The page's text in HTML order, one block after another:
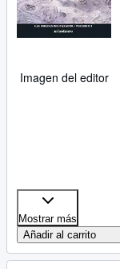
Imagen del editor
Mostrar más
Añadir al carrito